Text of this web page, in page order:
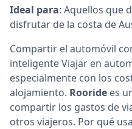
Ideal para: Aquellos que
disfrutar de la costa de
Compartir el automóvil
inteligente Viajar en
especialmente con los
alojamiento. Rooride es
compartir los gastos de
otros viajeros. Por qué